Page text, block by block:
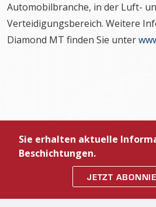
Automobilbranche, in der Luft-
Verteidigungsbereich. Weitere
Diamond MT finden Sie unter
Sie erhalten aktuelle
Beschichtungen.
JETZT